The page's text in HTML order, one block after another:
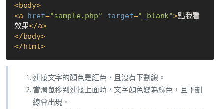
<body>
<a href="sample.php" target="_blank">點我看
效果</a>
</body>
</html>
連接文字的顏色是紅色，且沒有下劃線。
當滑鼠移到連接上面時，文字顏色變為綠色，且下劃
線會出現。